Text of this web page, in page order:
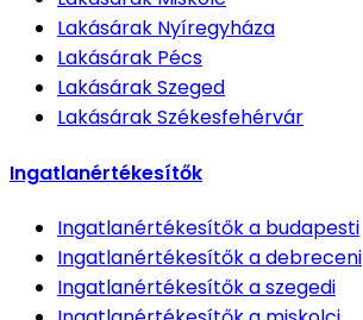
Lakásárak Nyíregyháza
Lakásárak Pécs
LakásárakSzeged
LakásárakSzékesfehérvár
Ingatlanértékesítők
Ingatlanértékesítőka budapesti
Ingatlanértékesítőka debreceni
Ingatlanértékesítőka szegedi